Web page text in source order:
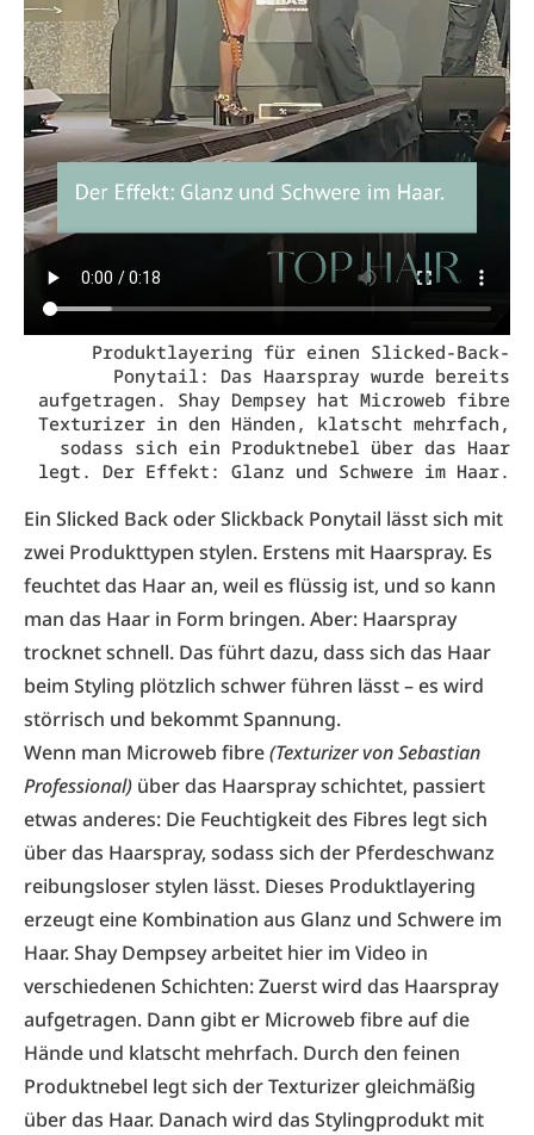
Produktlayering für einen Slicked-Back-
Ponytail: Das Haarspray wurde bereits
aufgetragen. Shay Dempsey hat Microweb fibre
Texturizer in den Händen, klatscht mehrfach,
sodass sich ein Produktnebel über das Haar
legt. Der Effekt: Glanz und Schwere im Haar.
Ein Slicked Back oder Slickback Ponytail lässt sich mit
zwei Produkttypen stylen. Erstens mit Haarspray. Es
feuchtet das Haar an, weil es flüssig ist, und so kann
man das Haar in Form bringen. Aber: Haarspray
trocknet schnell. Das führt dazu, dass sich das Haar
beim Styling plötzlich schwer führen lässt – es wird
störrisch und bekommt Spannung.
Wenn man Microweb fibre(Texturizer von Sebastian
Professional) über das Haarspray schichtet, passiert
etwas anderes: Die Feuchtigkeit des Fibres legt sich
über das Haarspray, sodass sich der Pferdeschwanz
reibungsloser stylen lässt. Dieses Produktlayering
erzeugt eine Kombination aus Glanz und Schwere im
Haar. Shay Dempsey arbeitet hier im Video in
verschiedenen Schichten: Zuerst wird das Haarspray
aufgetragen. Dann gibt er Microweb fibre auf die
Hände und klatscht mehrfach. Durch den feinen
Produktnebel legt sich der Texturizer gleichmäßig
über das Haar. Danach wird das Stylingprodukt mit